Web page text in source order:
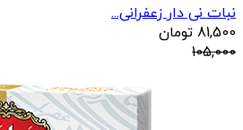
نبات نی دار زعفرانی...
81,500 تومان
105,000